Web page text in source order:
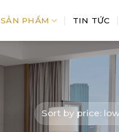
SẢN PHẨM TIN TỨC